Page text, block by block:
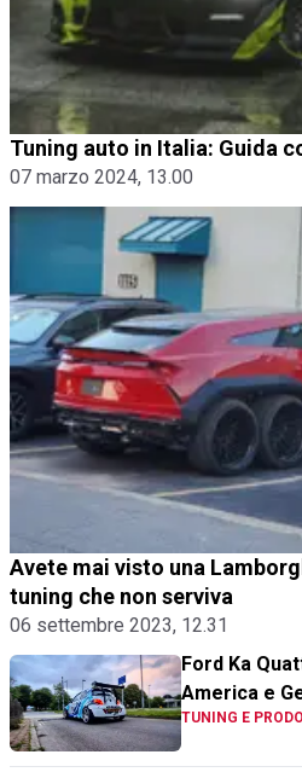
Tuning auto in Italia: Guida
07 marzo 2024, 13.00
Avete mai visto una
tuning che non serviva
06 settembre 2023, 12.31
Ford Ka
America e
TUNING E